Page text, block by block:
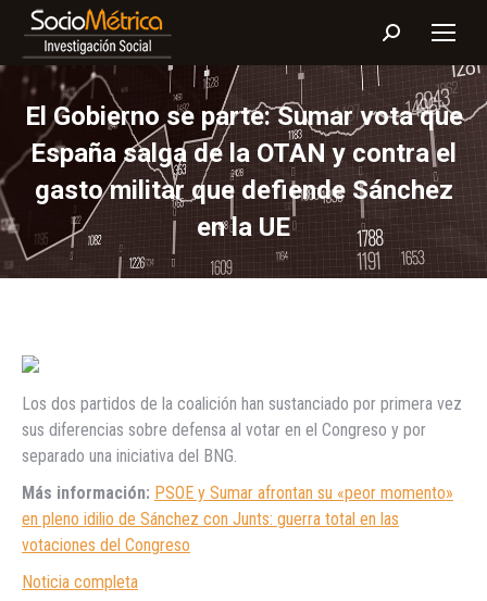
Buscar:
El Gobierno se parte: Sumar vota que
España salga de la OTAN y contra el
gasto militar que defiende Sánchez
en la UE
Los dos partidos de la coalición han sustanciado por primera vez
sus diferencias sobre defensa al votar en el Congreso y por
separado una iniciativa del BNG.
Más información: PSOE y Sumar afrontan su «peor momento»
en pleno idilio de Sánchez con Junts: guerra total en las
votaciones del Congreso
Noticia completa